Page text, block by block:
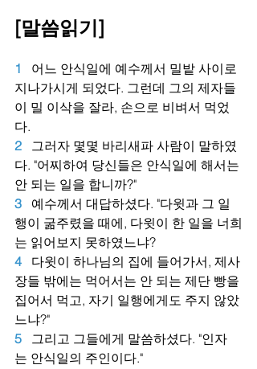
[말씀읽기]
1 어느 안식일에 예수께서 밀밭 사이로
지나가시게 되었다. 그런데 그의 제자들
이 밀 이삭을 잘라, 손으로 비벼서 먹었
다.
2
그러자 몇몇 바리새파 사람이 말하였
다. "어찌하여 당신들은 안식일에 해서는
안 되는 일을 합니까?"
3
예수께서 대답하셨다. "다윗과 그 일
행이 굶주렸을 때에, 다윗이 한 일을 너희
는 읽어보지 못하였느냐?
4
다윗이 하나님의 집에 들어가서, 제사
장들 밖에는 먹어서는 안 되는 제단 빵을
집어서 먹고, 자기 일행에게도 주지 않았
느냐?"
5
그리고 그들에게 말씀하셨다. "인자
는 안식일의 주인이다."